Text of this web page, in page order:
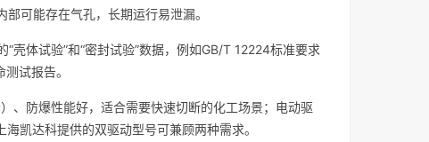
可能存在气孔，长期运行易泄漏。
壳体试验”和“密封试验”数据，例如GB/T 12224标准要求
试报告。
、防爆性能好，适合需要快速切断的化工场景；电动驱
凯达科提供的双驱动型号可兼顾两种需求。